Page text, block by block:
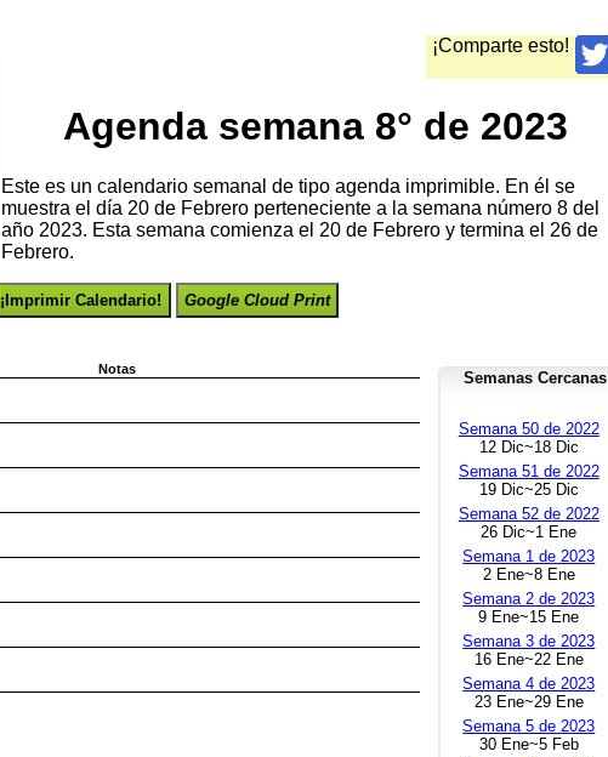
¡Comparte esto!
Agenda semana 8° de 2023
Este es un calendario semanal de tipo agenda imprimible. En él se
muestra el día 20 de Febrero perteneciente a la semana número 8 del
año 2023. Esta semana comienza el 20 de Febrero y termina el 26 de
Febrero.
¡Imprimir Calendario! Google Cloud Print
Notas Semanas Cercanas
Semana 50 de 2022
12 Dic~18 Dic
Semana 51 de 2022
19 Dic~25 Dic
Semana 52 de 2022
26 Dic~1 Ene
Semana 1 de 2023
2 Ene~8 Ene
Semana 2 de 2023
9 Ene~15 Ene
Semana 3 de 2023
16 Ene~22 Ene
Semana 4 de 2023
23 Ene~29 Ene
Semana 5 de 2023
30 Ene~5 Feb